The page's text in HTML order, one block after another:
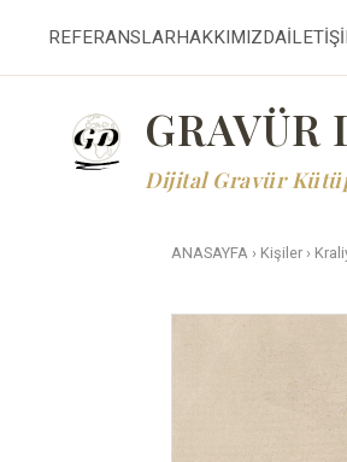
REFERANSLARHAKKIMIZDA
GRAVÜR
Dijital Gravür
ANASAYFA › Kişiler ›